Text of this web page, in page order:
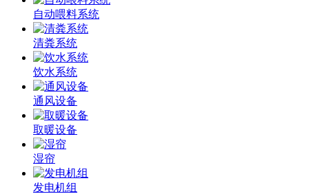
自动喂料系统
清粪系统
饮水系统
通风设备
取暖设备
湿帘
发电机组